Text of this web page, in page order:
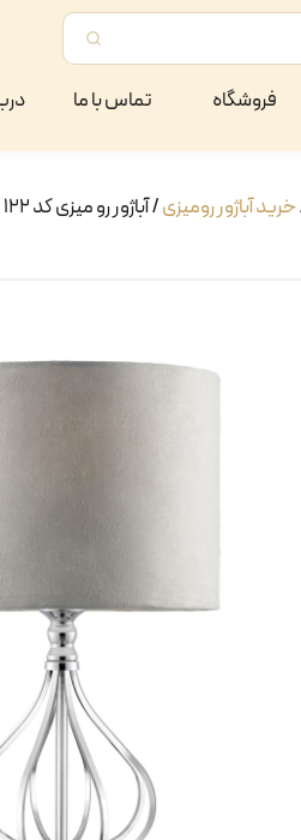
فروشگاه تماس با ما
خرید آباژور رومیزی/ آباژور رو میزی کد ۱۲۲